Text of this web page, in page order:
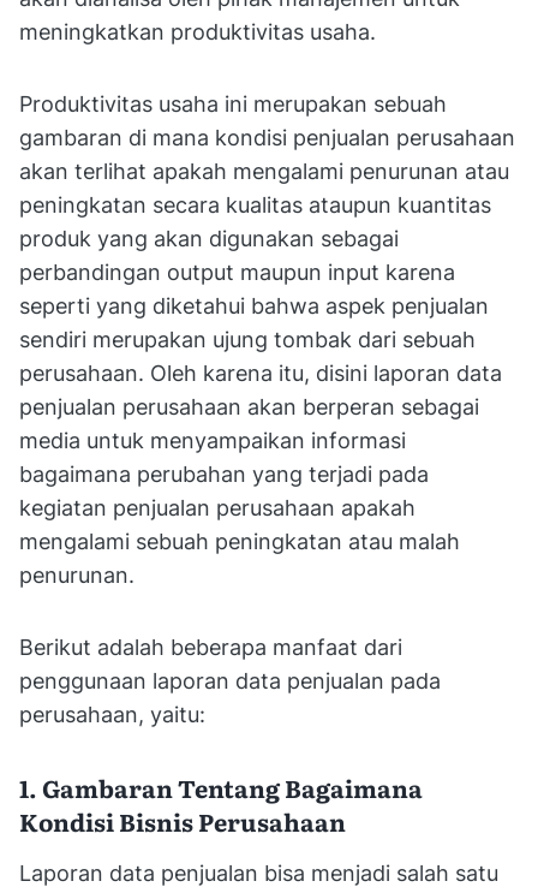
meningkatkan produktivitas usaha.
Produktivitas usaha ini merupakan sebuah
gambaran di mana kondisi penjualan perusahaan
akan terlihat apakah mengalami penurunan atau
peningkatan secara kualitas ataupun kuantitas
produk yang akan digunakan sebagai
perbandingan output maupun input karena
seperti yang diketahui bahwa aspek penjualan
sendiri merupakan ujung tombak dari sebuah
perusahaan. Oleh karena itu, disini laporan data
penjualan perusahaan akan berperan sebagai
media untuk menyampaikan informasi
bagaimana perubahan yang terjadi pada
kegiatan penjualan perusahaan apakah
mengalami sebuah peningkatan atau malah
penurunan.
Berikut adalah beberapa manfaat dari
penggunaan laporan data penjualan pada
perusahaan, yaitu:
1. Gambaran Tentang Bagaimana
Kondisi Bisnis Perusahaan
Laporan data penjualan bisa menjadi salah satu